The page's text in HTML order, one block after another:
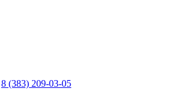
8 (383) 209-03-05